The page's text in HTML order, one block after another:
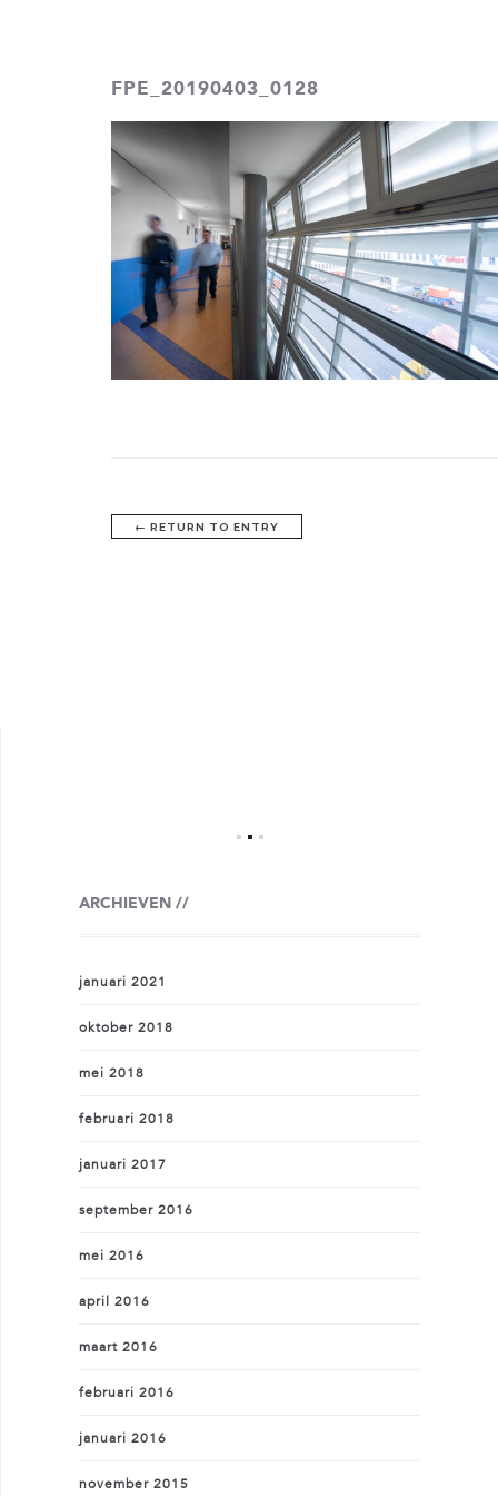
FPE_20190403_0128
← RETURN TO ENTRY
ARCHIEVEN
januari 2021
oktober 2018
mei 2018
februari 2018
januari 2017
september 2016
mei 2016
april 2016
maart 2016
februari 2016
januari 2016
november 2015